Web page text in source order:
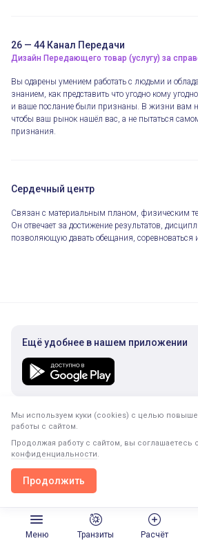
Продолжить в приложении
26 — 44 Канал Передачи
Дизайн Передающего товар (услугу) за
Вы одарены умением работать с людьми и
знанием, как представить что угодно кому
и ваше послание были признаны. В жизни вам
чтобы ваш рынок нашёл вас, а не пытаться
признания.
Сердечный центр
Связан с материальным планом, физическим
Он отвечает за достижение результатов,
позволяющую давать обещания, соревноваться
Ещё удобнее в нашем приложении
Подписка на рассылку
Меню Транзиты Расчёт
Мы используем куки (cookies) с целью
работы с сайтом.
Продолжая работу с сайтом, вы соглашаетесь
конфиденциальности.
Продолжить